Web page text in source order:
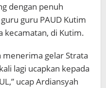
dengan penuh
guru PAUD Kutim
kecamatan, di Kutim.
menerima gelar Strata
lagi ucapkan kepada
ucap Ardiansyah